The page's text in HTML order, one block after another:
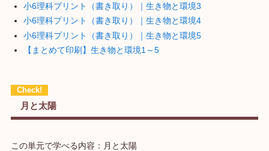
小6理科プリント（書き取り）｜生き物と環境3
小6理科プリント（書き取り）｜生き物と環境4
小6理科プリント（書き取り）｜生き物と環境5
【まとめて印刷】生き物と環境1～5
月と太陽
この単元で学べる内容：月と太陽